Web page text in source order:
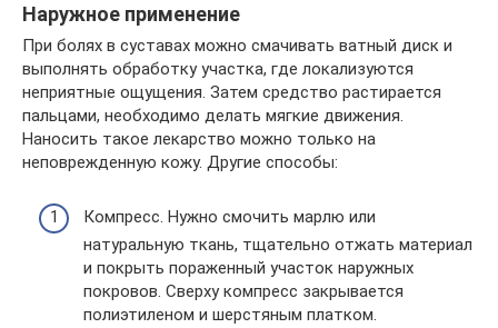
Наружное применение
При болях в суставах можно смачивать ватный диск и
выполнять обработку участка, где локализуются
неприятные ощущения. Затем средство растирается
пальцами, необходимо делать мягкие движения.
Наносить такое лекарство можно только на
неповрежденную кожу. Другие способы:
Компресс. Нужно смочить марлю или
натуральную ткань, тщательно отжать материал
и покрыть пораженный участок наружных
покровов. Сверху компресс закрывается
полиэтиленом и шерстяным платком.